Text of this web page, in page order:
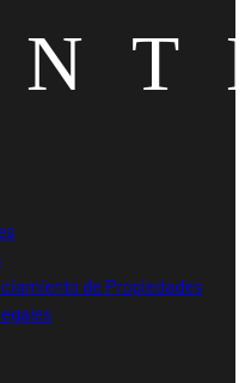
de Propiedades